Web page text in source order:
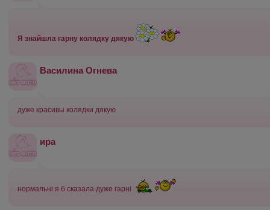
Я знайшла гарну колядку дякую
Василина Огнева
дуже красивы колядки дякую
ира
нормальні я б сказала дуже гарні